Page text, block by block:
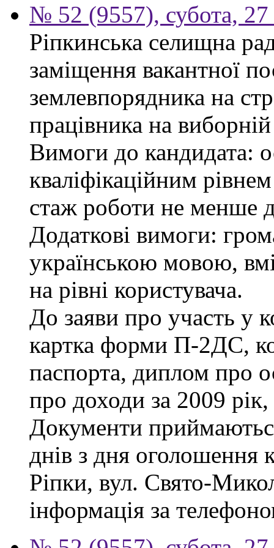
№ 52 (9557), субота, 27
Ріпкинська селищна
заміщення вакантної
землевпорядника на
працівника на
Вимоги до кандидата:
кваліфікаційним
стаж роботи не менше
Додаткові вимоги:
українською мовою,
на рівні користувача.
До заяви про участь у
картка форми П-2ДС,
паспорта, диплом про
про доходи за 2009
Документи
днів з дня оголошення
Ріпки, вул. Свято-
інформація за